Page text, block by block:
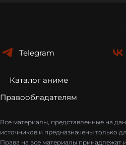
Telegram
Каталог аниме
Правообладателям
Все материалы, представленные на
источников и предназначены только
Права на все материалы принадлежат